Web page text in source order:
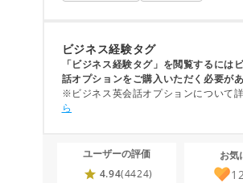
ビジネス経験タグ
「ビジネス経験タグ」を閲覧するには
話オプションをご購入いただく必要があ
※ビジネス英会話オプションについて
ら
ユーザーの評価
4.94(4424)
お気